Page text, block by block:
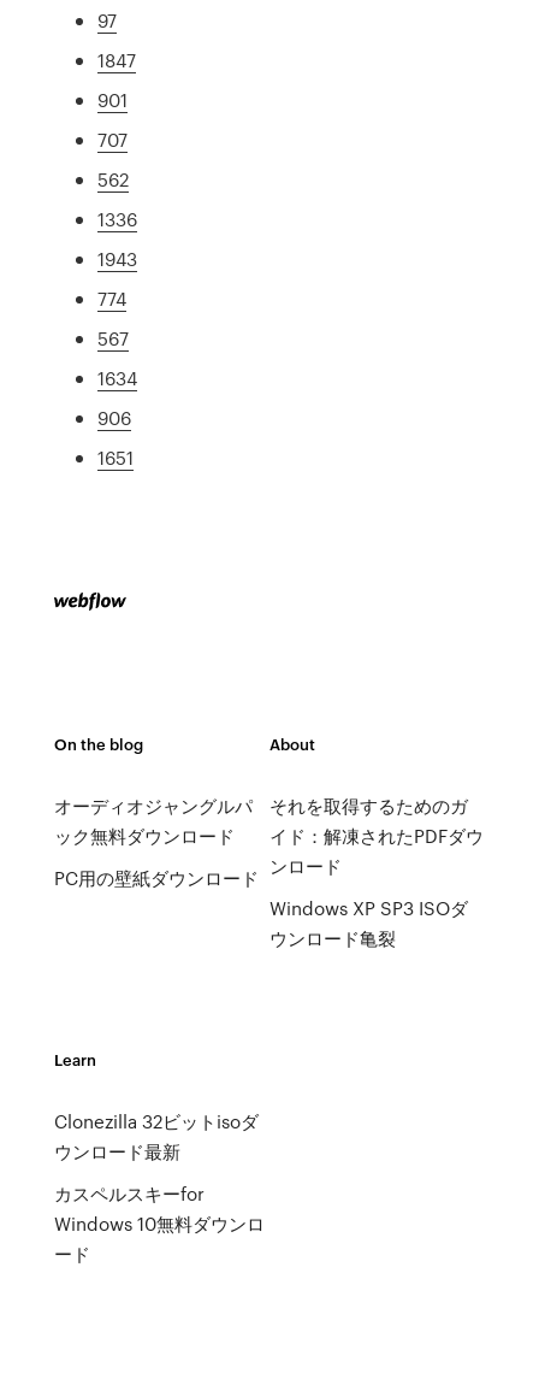
97
1847
901
707
562
1336
1943
774
567
1634
906
1651
On the blog
オーディオジャングルパ
ック無料ダウンロード
PC用の壁紙ダウンロード
About
それを取得するためのガ
イド：解凍されたPDFダウ
ンロード
Windows XP SP3 ISOダ
ウンロード亀裂
Learn
Clonezilla 32ビットisoダ
ウンロード最新
カスペルスキーfor
Windows 10無料ダウンロ
ード